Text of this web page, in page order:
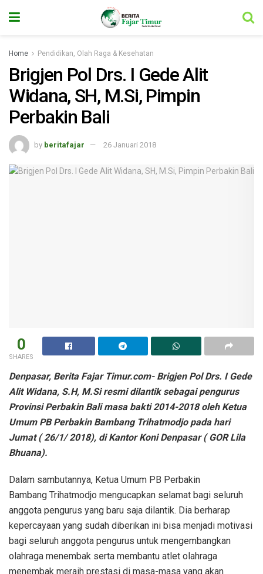
Home Pendidikan, Olah Raga & Kesehatan
Brigjen Pol Drs. I Gede Alit
Widana, SH, M.Si, Pimpin
Perbakin Bali
by beritafajar 26 Januari 2018
0
SHARES
Denpasar, Berita Fajar Timur.com- Brigjen Pol Drs. I Gede
Alit Widana, S.H, M.Si resmi dilantik sebagai pengurus
Provinsi Perbakin Bali masa bakti 2014-2018 oleh Ketua
Umum PB Perbakin Bambang Trihatmodjo pada hari
Jumat ( 26/1/ 2018), di Kantor Koni Denpasar ( GOR Lila
Bhuana).
Dalam sambutannya, Ketua Umum PB Perbakin
Bambang Trihatmodjo mengucapkan selamat bagi seluruh
anggota pengurus yang baru saja dilantik. Dia berharap
kepercayaan yang sudah diberikan ini bisa menjadi motivasi
bagi seluruh anggota pengurus untuk mengembangkan
olahraga menembak serta membantu atlet olahraga
menembak meraih prestasi di masa-masa yang akan